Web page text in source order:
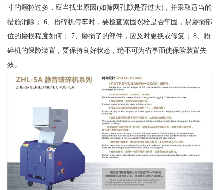
寸的颗粒过多，应当找出原因(如筛网孔隙是否过大)，并采取适当的
措施消除； 6、粉碎机停车时，要检查紧固螺栓是否牢固，易磨损部
位的磨损程度如何； 7、磨损了的部件，应及时更换或修复； 8、粉
碎机的保险装置，要保持良好状态，绝不可为省事而使保险装置失
效。